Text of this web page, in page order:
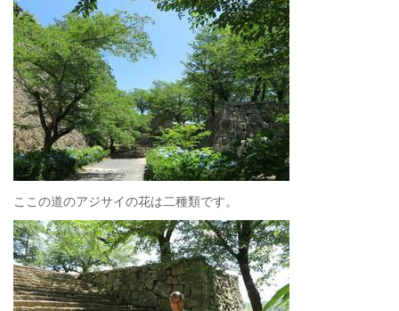
ここの道のアジサイの花は二種類です。